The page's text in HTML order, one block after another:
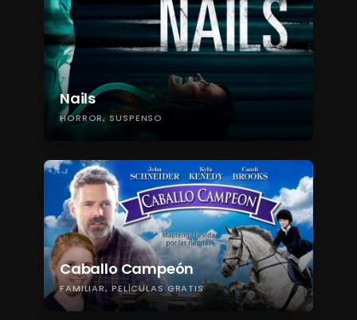
Nails
HORROR SUSPENSO
Caballo Campeón
FAMILIAR PELÍCULAS GRATIS